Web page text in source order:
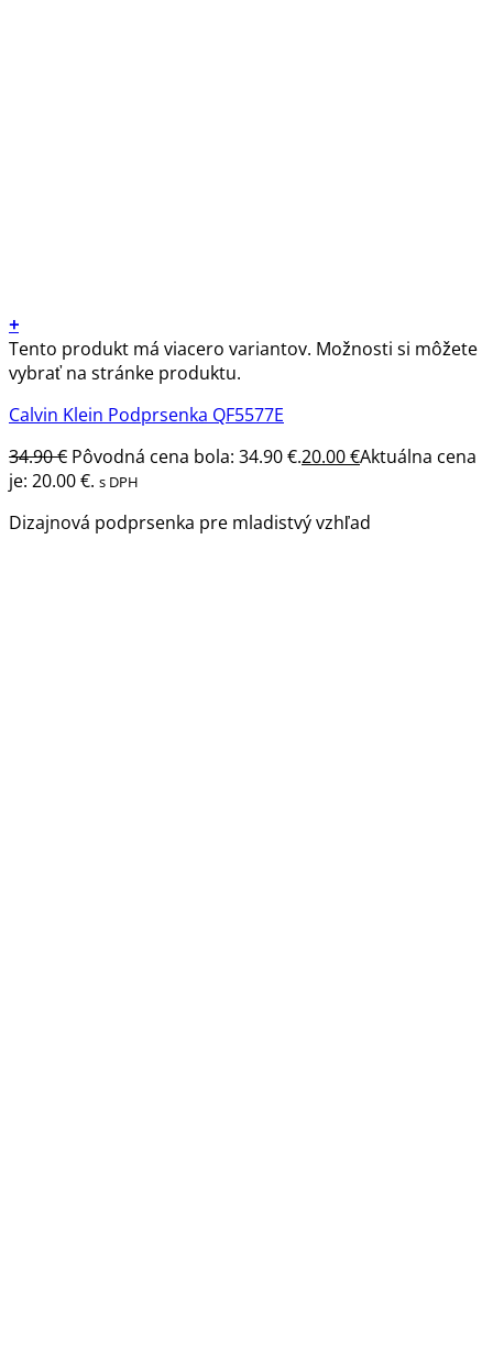
+
Tento produkt má viacero variantov. Možnosti si môžete
vybrať na stránke produktu.
Calvin Klein Podprsenka QF5577E
34.90€ Pôvodná cena bola: 34.90 €.20.00€Aktuálna cena
je: 20.00 €. s DPH
Dizajnová podprsenka pre mladistvý vzhľad